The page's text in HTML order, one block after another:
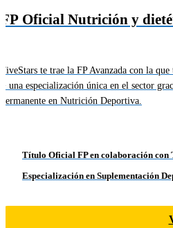
FP Oficial Nutrición y
FiveStars te trae la FP Avanzada con la
+ una especialización única en el sector
permanente en Nutrición Deportiva.
Título Oficial FP en colaboración con
Especialización en Suplementación